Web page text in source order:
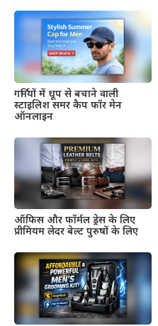
गर्मियों में धूप से बचाने वाली
स्टाइलिश समर कैप फॉर मेन
ऑनलाइन
ऑफिस और फॉर्मल ड्रेस के लिए
प्रीमियम लेदर बेल्ट पुरुषों के लिए